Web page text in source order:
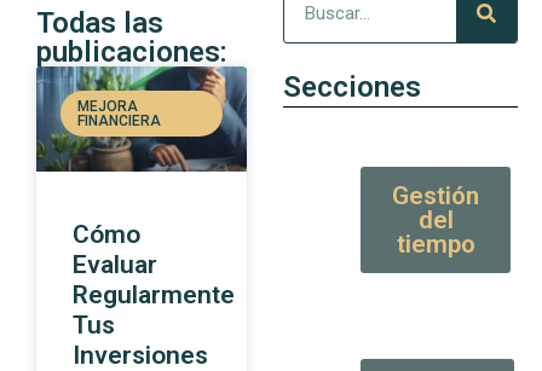
Todas las
publicaciones:
MEJORA
FINANCIERA
Cómo
Evaluar
Regularmente
Tus
Inversiones
Secciones
Gestión
del
tiempo